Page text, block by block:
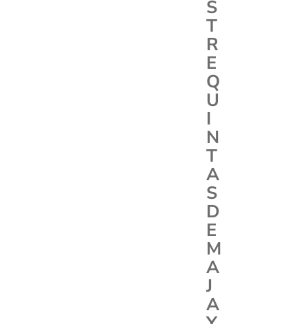
S
T
R
E
Q
U
I
N
T
A
S
D
E
M
A
J
A